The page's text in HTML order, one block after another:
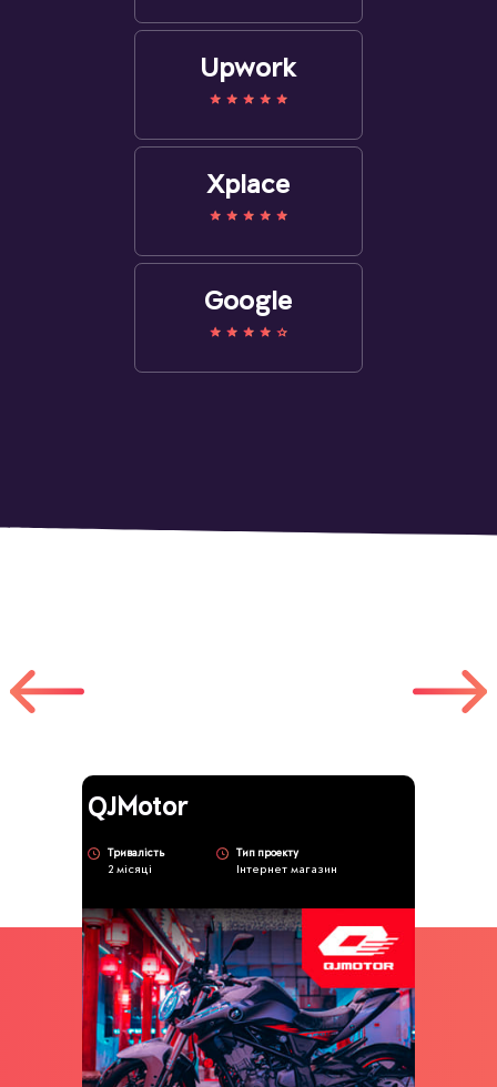
Upwork
Xplace
Google
QJMotor
Тривалість
2 місяці
Тип проекту
Інтернет магазин